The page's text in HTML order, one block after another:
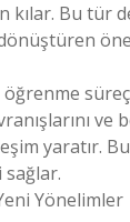
kılar. Bu
yaratır.
Yönelimler